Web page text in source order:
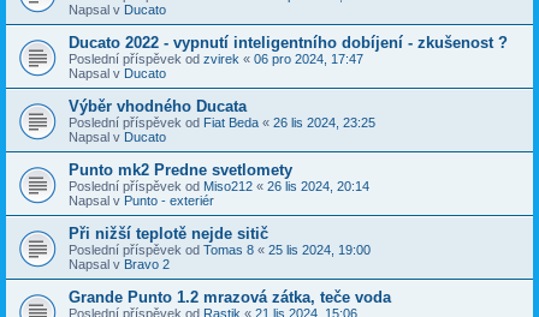
Napsal v Ducato
Ducato 2022 - vypnutí inteligentního dobíjení - zkušenost ?
Poslední příspěvek od zvirek « 06 pro 2024, 17:47
Napsal v Ducato
Výběr vhodného Ducata
Poslední příspěvek od Fiat Beda « 26 lis 2024, 23:25
Napsal v Ducato
Punto mk2 Predne svetlomety
Poslední příspěvek od Miso212 « 26 lis 2024, 20:14
Napsal v Punto - exteriér
Při nižší teplotě nejde sitič
Poslední příspěvek od Tomas 8 « 25 lis 2024, 19:00
Napsal v Bravo 2
Grande Punto 1.2 mrazová zátka, teče voda
Poslední příspěvek od Rastik « 21 lis 2024, 15:06